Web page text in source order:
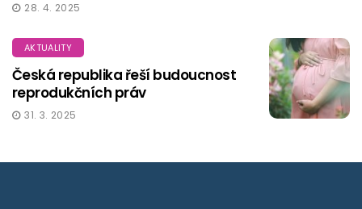
28. 4. 2025
AKTUALITY
Česká republika řeší budoucnost
reprodukčních práv
31. 3. 2025